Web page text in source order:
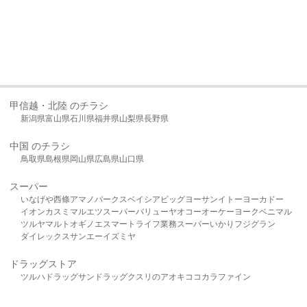
甲信越・北陸 のチラシ
新潟県富山県石川県福井県山梨県長野県
中国 のチラシ
鳥取県島根県岡山県広島県山口県
スーパー
いなげや西條アマノパークスベイシア ビッグヨーサンイトーヨーカドー
イオンカスミ マルエツスーパーバリューヤオコーオーケー ヨークベニマル
ツルヤマルト オギノ エスマート ライフ業務スーパーいかり フジグラン
ダイレックスサンエーイズミヤ
ドラッグストア
ツルハドラッグサンドラッグクスリのアオキ ココカラファイン